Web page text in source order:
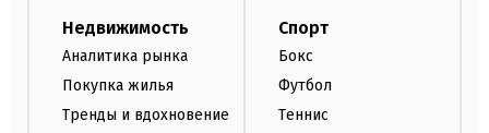
Недвижимость
Аналитика рынка
Покупка жилья
Тренды и вдохновение
Спорт
Бокс
Футбол
Теннис